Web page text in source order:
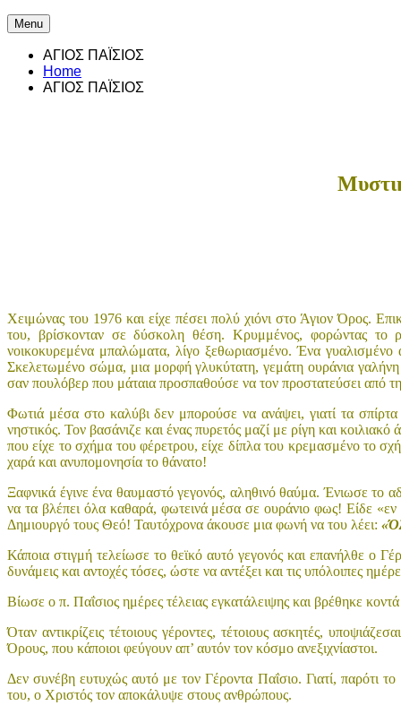
Menu
ΑΓΙΟΣ ΠΑΪΣΙΟΣ
Home
ΑΓΙΟΣ ΠΑΪΣΙΟΣ
Χειμώνας του 1976 και είχε πέσει πολύ χιόνι στο Άγιον Όρος.
του, βρίσκονταν σε δύσκολη θέση. Κρυμμένος, φορώντας το
νοικοκυρεμένα μπαλώματα, λίγο ξεθωριασμένο. Ένα
Σκελετωμένο σώμα, μια μορφή γλυκύτατη, γεμάτη ουράνια γαλήνη
σαν πουλόβερ που μάταια προσπαθούσε να τον προστατεύσει από
Φωτιά μέσα στο καλύβι δεν μπορούσε να ανάψει, γιατί τα
νηστικός. Τον βασάνιζε και ένας πυρετός μαζί με ρίγη και
που είχε το σχήμα του φέρετρου, είχε δίπλα του κρεμασμένο το
χαρά και ανυπομονησία το θάνατο!
Ξαφνικά έγινε ένα θαυμαστό γεγονός, αληθινό θαύμα. Ένιωσε το
να τα βλέπει όλα καθαρά, φωτεινά μέσα σε ουράνιο φως! Είδε
Δημιουργό τους Θεό! Ταυτόχρονα άκουσε μια φωνή να του λέει:
Κάποια στιγμή τελείωσε το θεϊκό αυτό γεγονός και επανήλθε ο
δυνάμεις και αντοχές τόσες, ώστε να αντέξει και τις υπόλοιπες
Βίωσε ο π. Παΐσιος ημέρες τέλειας εγκατάλειψης και βρέθηκε
Όταν αντικρίζεις τέτοιους γέροντες, τέτοιους ασκητές,
Όρους, που κάποιοι φεύγουν απ’ αυτόν τον κόσμο ανεξιχνίαστοι.
Δεν συνέβη ευτυχώς αυτό με τον Γέροντα Παΐσιο. Γιατί, παρότι
του, ο Χριστός τον αποκάλυψε στους ανθρώπους.